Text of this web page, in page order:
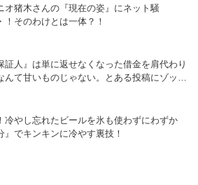
オ猪木さんの『現在の姿』にネット騒
！そのわけとは一体？！
証人』は単に返せなくなった借金を肩代わり
んて甘いものじゃない。とある投稿にゾッと
冷やし忘れたビールを氷も使わずにわずか
』でキンキンに冷やす裏技！